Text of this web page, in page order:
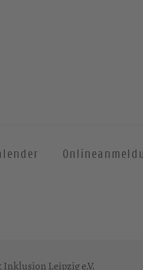
Leipzig e.V.